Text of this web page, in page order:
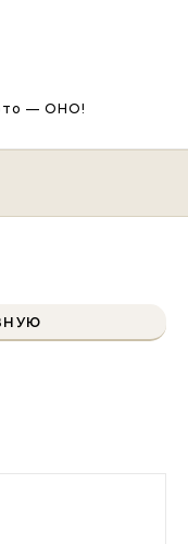
— ОНО!